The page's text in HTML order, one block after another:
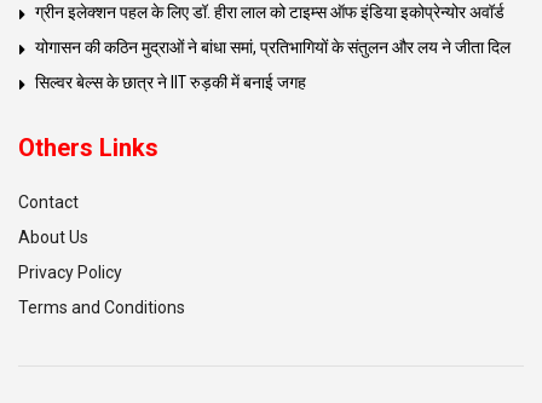
ग्रीन इलेक्शन पहल के लिए डॉ. हीरा लाल को टाइम्स ऑफ इंडिया इकोप्रेन्योर अवॉर्ड
योगासन की कठिन मुद्राओं ने बांधा समां, प्रतिभागियों के संतुलन और लय ने जीता दिल
सिल्वर बेल्स के छात्र ने IIT रुड़की में बनाई जगह
Others Links
Contact
About Us
Privacy Policy
Terms and Conditions